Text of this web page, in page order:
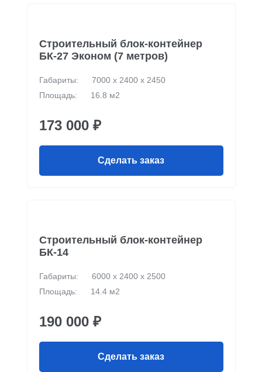
Строительный блок-контейнер
БК-27 Эконом (7 метров)
Габариты:
7000 х 2400 х 2450
Площадь:
16.8 м2
173 000 ₽
Сделать заказ
Строительный блок-контейнер
БК-14
Габариты:
6000 х 2400 х 2500
Площадь:
14.4 м2
190 000 ₽
Сделать заказ